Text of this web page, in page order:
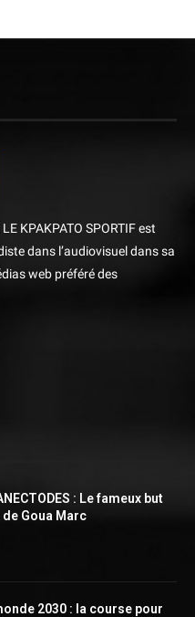
KPAKPATO SPORTIF est
dans l’audiovisuel dans sa
web préféré des
: Le fameux but
Goua Marc
2030 : la course pour